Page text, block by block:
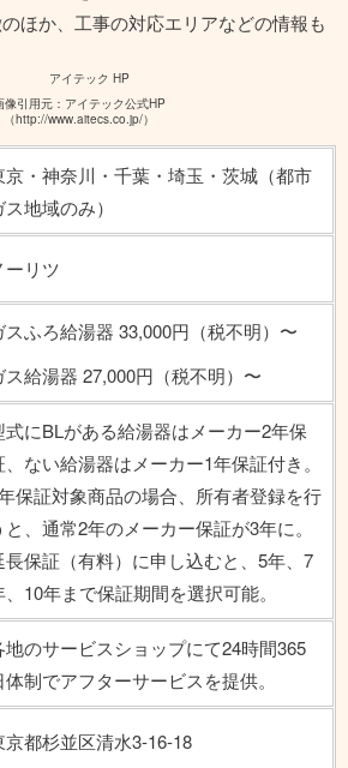
ほか、工事の対応エリアなどの情報も
像引用元：アイテック公式HP
（http://www.aitecs.co.jp/）
京・神奈川・千葉・埼玉・茨城（都市
ス地域のみ）
ーリツ
スふろ給湯器 33,000円（税不明）〜
ス給湯器 27,000円（税不明）〜
式にBLがある給湯器はメーカー2年保
、ない給湯器はメーカー1年保証付き。
保証対象商品の場合、所有者登録を行
と、通常2年のメーカー保証が3年に。
長保証（有料）に申し込むと、5年、7
、10年まで保証期間を選択可能。
地のサービスショップにて24時間365
体制でアフターサービスを提供。
京都杉並区清水3-16-18